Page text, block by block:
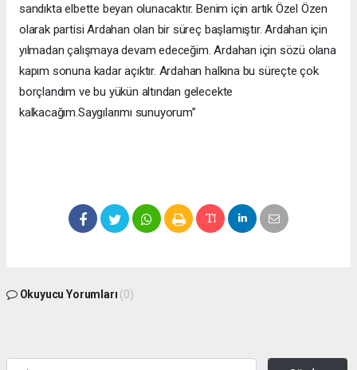
sandıkta elbette beyan olunacaktır. Benim için artık Özel Özen
olarak partisi Ardahan olan bir süreç başlamıştır. Ardahan için
yılmadan çalışmaya devam edeceğim. Ardahan için sözü olana
kapım sonuna kadar açıktır. Ardahan halkına bu süreçte çok
borçlandım ve bu yükün altından gelecekte
kalkacağım.Saygılarımı sunuyorum”
Okuyucu Yorumları (0)